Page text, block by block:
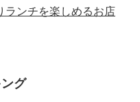
ランチを楽しめるお店
グ